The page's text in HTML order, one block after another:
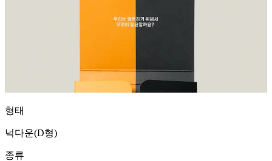
형태
넉다운(D형)
종류